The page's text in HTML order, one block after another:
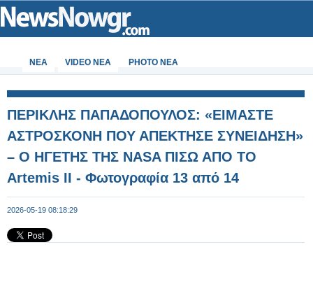
ΝΕΑ VIDEO NEA PHOTO NEA
ΠΕΡΙΚΛΗΣ ΠΑΠΑΔΟΠΟΥΛΟΣ: «ΕΙΜΑΣΤΕ
ΑΣΤΡΟΣΚΟΝΗ ΠΟΥ ΑΠΕΚΤΗΣΕ ΣΥΝΕΙΔΗΣΗ»
– Ο ΗΓΕΤΗΣ ΤΗΣ NASA ΠΙΣΩ ΑΠΟ ΤΟ
Artemis II - Φωτογραφία 13 από 14
2026-05-19 08:18:29